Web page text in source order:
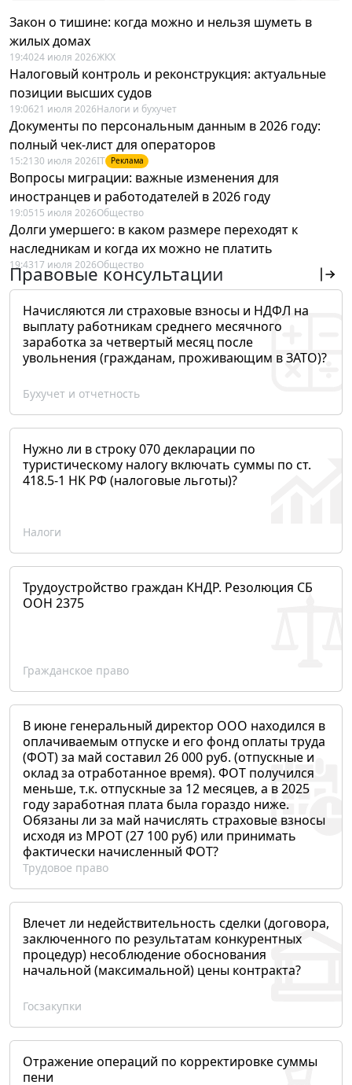
Закон о тишине: когда можно и нельзя шуметь в
жилых домах
19:4024 июля 2026ЖКХ
Налоговый контроль и реконструкция: актуальные
позиции высших судов
19:0621 июля 2026Налоги и бухучет
Документы по персональным данным в 2026 году:
полный чек-лист для операторов
15:21 30 июля 2026IT Реклама
Вопросы миграции: важные изменения для
иностранцев и работодателей в 2026 году
19:0515 июля 2026Общество
Долги умершего: в каком размере переходят к
наследникам и когда их можно не платить
19:4317 июля 2026Общество
Правовые консультации
Начисляются ли страховые взносы и НДФЛ на
выплату работникам среднего месячного
заработка за четвертый месяц после
увольнения (гражданам, проживающим в ЗАТО)?
Бухучет и отчетность
Нужно ли в строку 070 декларации по
туристическому налогу включать суммы по ст.
418.5-1 НК РФ (налоговые льготы)?
Налоги
Трудоустройство граждан КНДР. Резолюция СБ
ООН 2375
Гражданское право
В июне генеральный директор ООО находился в
оплачиваемым отпуске и его фонд оплаты труда
(ФОТ) за май составил 26 000 руб. (отпускные и
оклад за отработанное время). ФОТ получился
меньше, т.к. отпускные за 12 месяцев, а в 2025
году заработная плата была гораздо ниже.
Обязаны ли за май начислять страховые взносы
исходя из МРОТ (27 100 руб) или принимать
фактически начисленный ФОТ?
Трудовое право
Влечет ли недействительность сделки (договора,
заключенного по результатам конкурентных
процедур) несоблюдение обоснования
начальной (максимальной) цены контракта?
Госзакупки
Отражение операций по корректировке суммы
пени